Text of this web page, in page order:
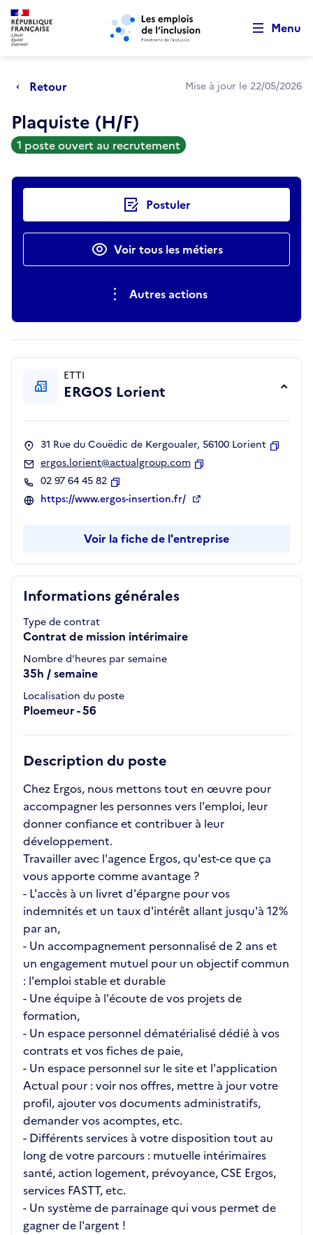
Aller au menu principal Aller au contenu principal
Menu
Retour Mise à jour le 22/05/2026
Plaquiste (H/F)
1 poste ouvert au recrutement
Actions rapides Postuler
Voir tous les métiers
Autres actions
Informations générales
Type de contrat
Contrat de mission intérimaire
Nombre d'heures par semaine
35h / semaine
Localisation du poste
Ploemeur - 56
Description du poste
Chez Ergos, nous mettons tout en œuvre pour
accompagner les personnes vers l'emploi, leur
donner confiance et contribuer à leur
développement.
Travailler avec l'agence Ergos, qu'est-ce que ça
vous apporte comme avantage ?
- L'accès à un livret d'épargne pour vos
indemnités et un taux d'intérêt allant jusqu'à 12%
par an,
- Un accompagnement personnalisé de 2 ans et
un engagement mutuel pour un objectif commun
: l'emploi stable et durable
- Une équipe à l'écoute de vos projets de
formation,
- Un espace personnel dématérialisé dédié à vos
contrats et vos fiches de paie,
- Un espace personnel sur le site et l'application
Actual pour : voir nos offres, mettre à jour votre
profil, ajouter vos documents administratifs,
demander vos acomptes, etc.
- Différents services à votre disposition tout au
long de votre parcours : mutuelle intérimaires
santé, action logement, prévoyance, CSE Ergos,
services FASTT, etc.
- Un système de parrainage qui vous permet de
gagner de l'argent !
ETTI
ERGOS Lorient
31 Rue du Couëdic de Kergoualer, 56100 Lorient
ergos.lorient@actualgroup.com
02 97 64 45 82
Copier
https://www.ergos-insertion.fr/
Voir la fiche de l'entreprise
Retour au début de la page
Panneau de gestion des cookies